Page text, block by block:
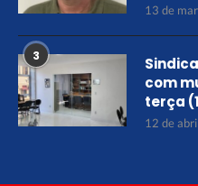
13 de
3
com
terça
12 de